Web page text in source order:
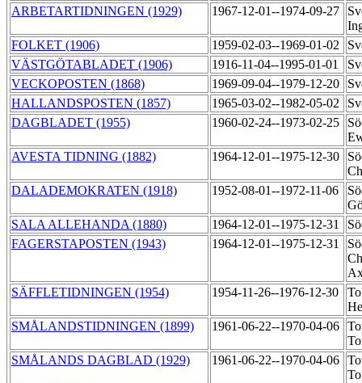
ARBETARTIDNINGEN (1929)
1967-12-01--1974-09-27
FOLKET (1906)
1959-02-03--1969-01-02
VÄSTGÖTABLADET (1906)
1916-11-04--1995-01-01
VECKOPOSTEN (1868)
1969-09-04--1979-12-20
HALLANDSPOSTEN (1857)
1965-03-02--1982-05-02
DAGBLADET (1955)
1960-02-24--1973-02-25
AVESTA TIDNING (1882)
1964-12-01--1975-12-30
DALADEMOKRATEN (1918)
1952-08-01--1972-11-06
SALA ALLEHANDA (1880)
1964-12-01--1975-12-31
FAGERSTAPOSTEN (1943)
1964-12-01--1975-12-31
SÄFFLETIDNINGEN (1954)
1954-11-26--1976-12-30
SMÅLANDSTIDNINGEN (1899)
1961-06-22--1970-04-06
SMÅLANDS DAGBLAD (1929)
1961-06-22--1970-04-06